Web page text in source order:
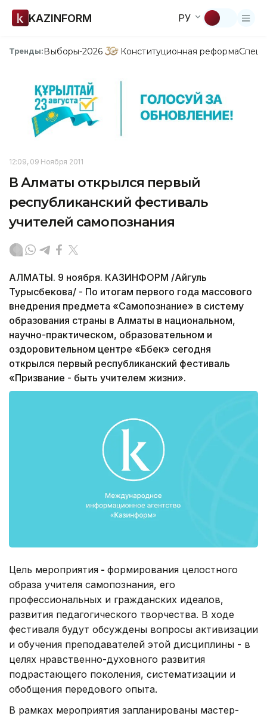
KAZINFORM РУ
Тренды:Выборы-2026 Конституционная реформа
12:09, 09 Ноября 2011
В Алматы открылся первый
республиканский фестиваль
учителей самопознания
АЛМАТЫ. 9 ноября. КАЗИНФОРМ /Айгуль
Турысбекова/ - По итогам первого года массового
внедрения предмета «Самопознание» в систему
образования страны в Алматы в национальном,
научно-практическом, образовательном и
оздоровительном центре «Бөбек» сегодня
открылся первый республиканский фестиваль
«Призвание - быть учителем жизни».
Цель мероприятия - формирования целостного
образа учителя самопознания, его
профессиональных и гражданских идеалов,
развития педагогического творчества. В ходе
фестиваля будут обсуждены вопросы активизации
и обучения преподавателей этой дисциплины - в
целях нравственно-духовного развития
подрастающего поколения, систематизации и
обобщения передового опыта.
В рамках мероприятия запланированы мастер-